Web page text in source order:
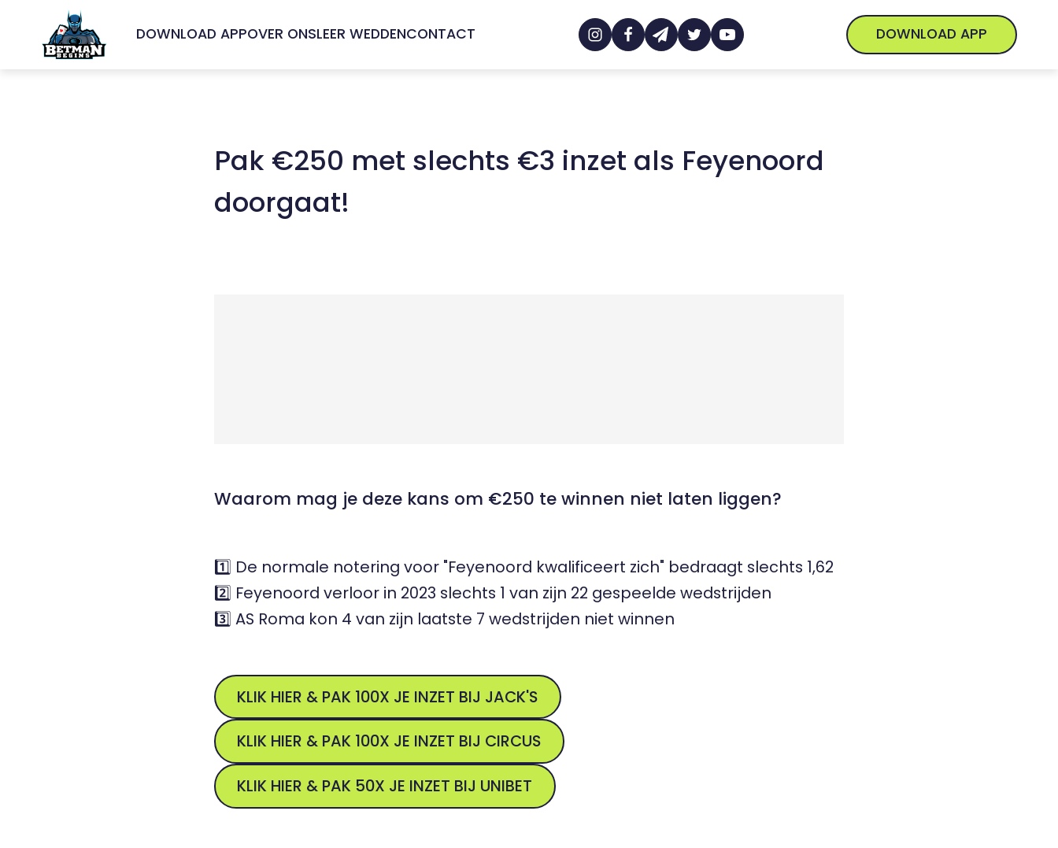
DOWNLOAD APPOVER ONSLEER WEDDENCONTACT DOWNLOAD APP
Pak €250 met slechts €3 inzet als Feyenoord
doorgaat!
Waarom mag je deze kans om €250 te winnen niet laten liggen?
1️⃣ De normale notering voor "Feyenoord kwalificeert zich" bedraagt slechts 1,62
2️⃣ Feyenoord verloor in 2023 slechts 1 van zijn 22 gespeelde wedstrijden
3️⃣ AS Roma kon 4 van zijn laatste 7 wedstrijden niet winnen
KLIK HIER & PAK 100X JE INZET BIJ JACK'S
KLIK HIER & PAK 100X JE INZET BIJ CIRCUS
KLIK HIER & PAK 50X JE INZET BIJ UNIBET